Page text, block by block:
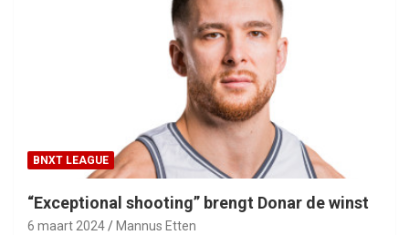
BNXT LEAGUE
“Exceptional shooting” brengt Donar de winst
6 maart 2024 Mannus Etten